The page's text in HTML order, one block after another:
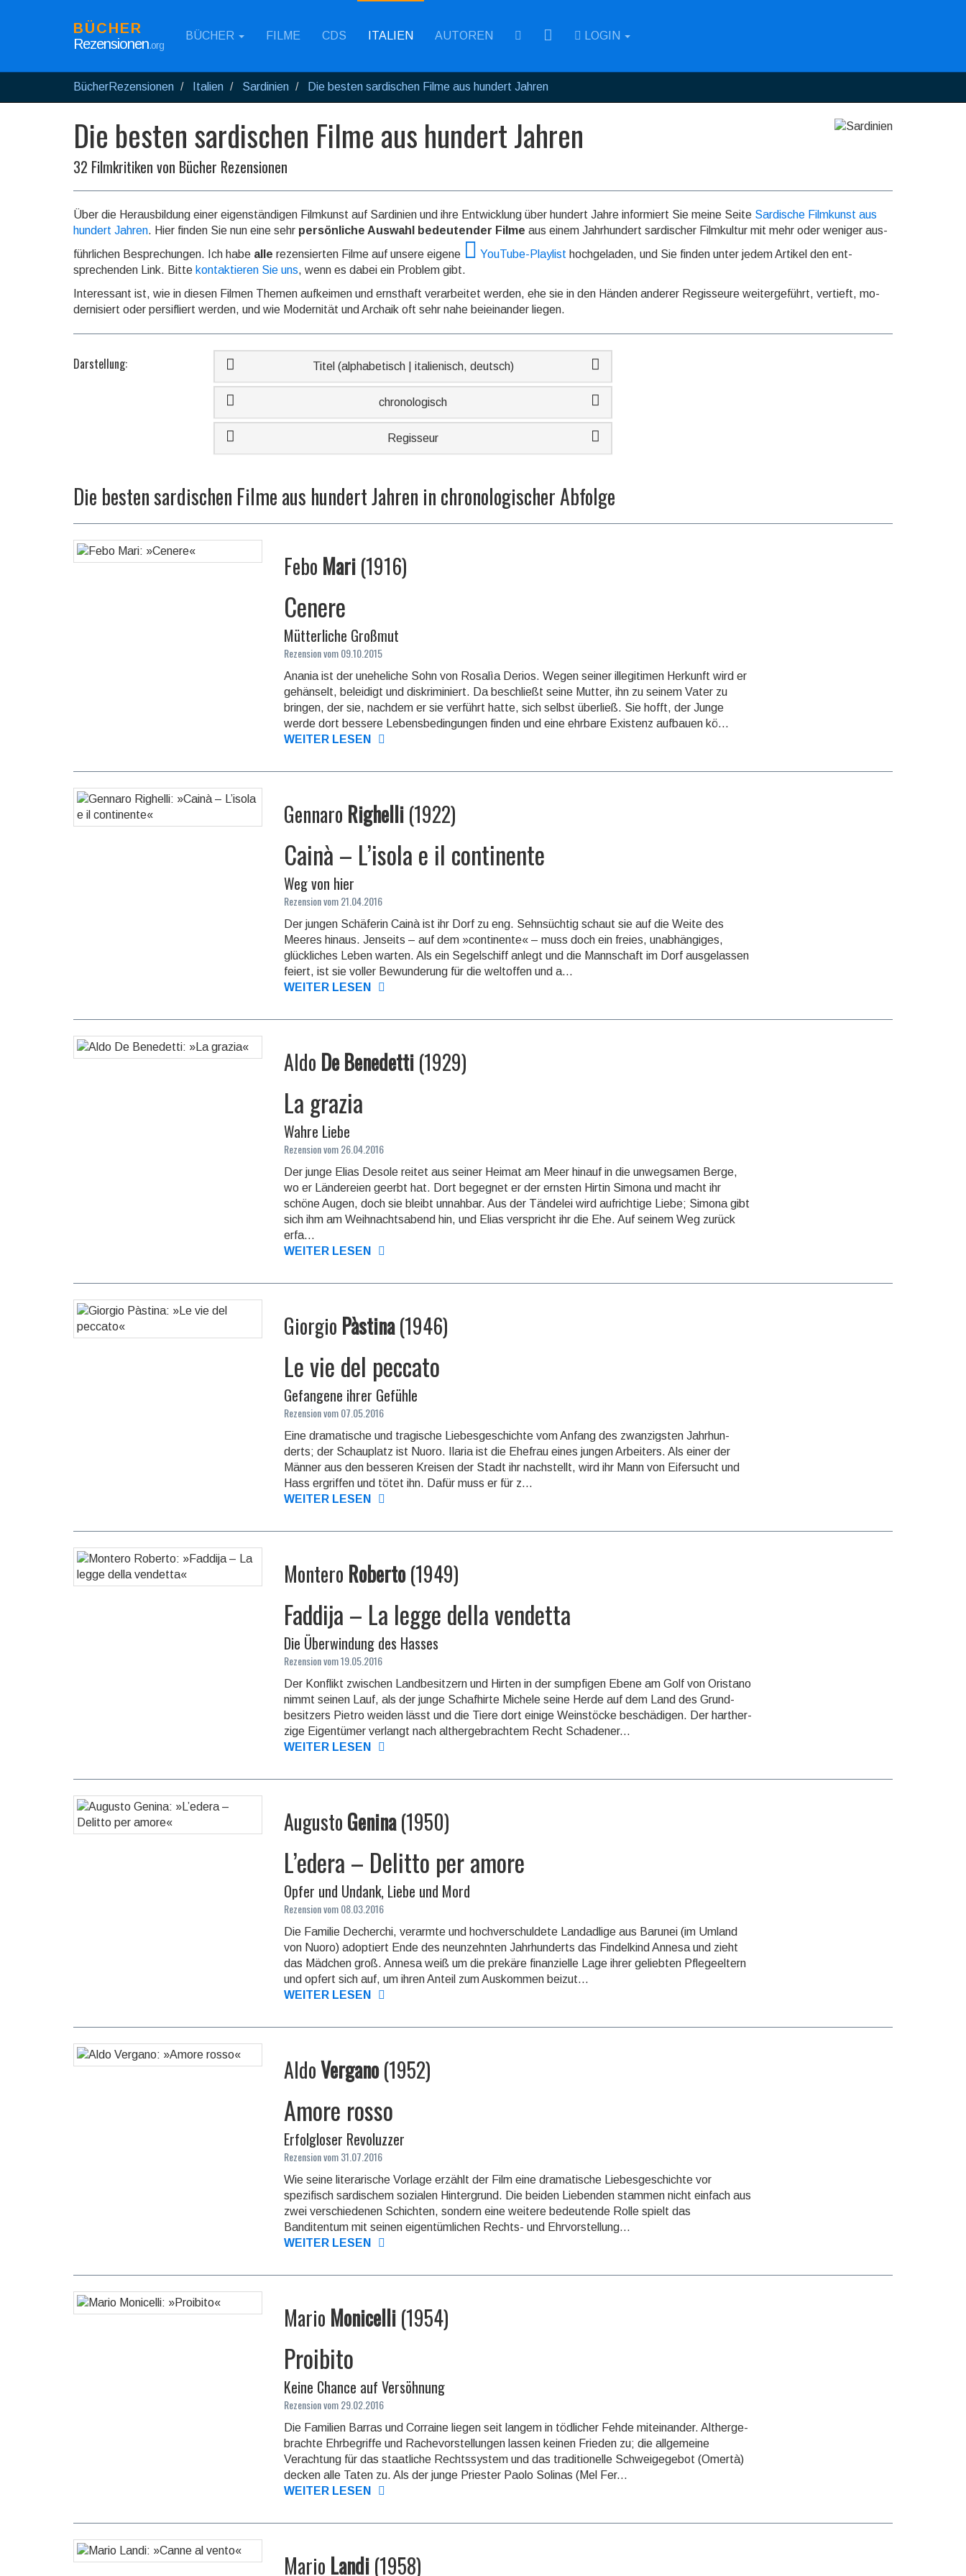
BÜCHER
Rezensionen.org
BÜCHER FILME CDS ITALIEN AUTOREN RSS LOGIN
BücherRezensionen Italien Sardinien Die besten sardischen Filme aus hundert Jahren
Die besten sardischen Filme aus hundert Jahren
32 Filmkritiken von Bücher Rezensionen
Über die Herausbildung einer eigenständigen Filmkunst auf Sardinien und ihre Ent­wick­lung über hundert Jahre infor­miert Sie meine Seite Sardische Filmkunst aus
hundert Jahren. Hier finden Sie nun eine sehr persönliche Auswahl bedeutender Filme aus einem Jahr­hundert sardi­scher Film­kultur mit mehr oder weniger aus­
führ­lichen Be­spre­chun­gen. Ich habe alle rezen­sierten Filme auf unsere eigene YouTube-Playlist hochge­laden, und Sie finden unter jedem Artikel den ent­
sprechen­den Link. Bitte kontaktieren Sie uns, wenn es dabei ein Problem gibt.
Interessant ist, wie in diesen Filmen Themen auf­kei­men und ernst­haft verar­beitet werden, ehe sie in den Händen anderer Regis­seure weiter­geführt, ver­tieft, mo­
der­ni­siert oder persi­fliert werden, und wie Moder­nität und Archaik oft sehr nahe bei­ein­ander lie­gen.
Darstellung: Titel (alphabetisch | italienisch, deutsch)
chronologisch
Regisseur
Die besten sardischen Filme aus hundert Jahren in chronologischer Abfolge
Febo Mari (1916)
Cenere
Mütterliche Großmut
Rezension vom 09.10.2015
Anania ist der uneheliche Sohn von Rosalìa Derios. Wegen seiner illegitimen Herkunft wird er
gehänselt, beleidigt und dis­krimi­niert. Da beschließt seine Mutter, ihn zu seinem Vater zu
bringen, der sie, nachdem er sie verführt hatte, sich selbst überließ. Sie hofft, der Junge
werde dort bessere Lebensbedingungen finden und eine ehrbare Existenz aufbauen kö...
WEITER LESEN
Gennaro Righelli (1922)
Cainà – L’isola e il continente
Weg von hier
Rezension vom 21.04.2016
Der jungen Schäferin Cainà ist ihr Dorf zu eng. Sehnsüchtig schaut sie auf die Weite des
Meeres hinaus. Jenseits – auf dem »continente« – muss doch ein freies, unab­hängi­ges,
glück­liches Leben warten. Als ein Segel­schiff anlegt und die Mannschaft im Dorf ausge­lassen
feiert, ist sie voller Bewun­derung für die welt­offen und a...
WEITER LESEN
Aldo De Benedetti (1929)
La grazia
Wahre Liebe
Rezension vom 26.04.2016
Der junge Elias Desole reitet aus seiner Heimat am Meer hinauf in die unwegsamen Berge,
wo er Län­de­rei­en geerbt hat. Dort begegnet er der ernsten Hirtin Simona und macht ihr
schöne Augen, doch sie bleibt un­nah­bar. Aus der Tändelei wird aufrichtige Liebe; Simona gibt
sich ihm am Weihnachtsabend hin, und Elias verspricht ihr die Ehe. Auf seinem Weg zurück
erfa...
WEITER LESEN
Giorgio Pàstina (1946)
Le vie del peccato
Gefangene ihrer Gefühle
Rezension vom 07.05.2016
Eine dramatische und tragische Liebes­geschichte vom Anfang des zwanzigsten Jahr­hun­
derts; der Schauplatz ist Nuoro. Ilaria ist die Ehefrau eines jungen Arbeiters. Als einer der
Männer aus den besseren Kreisen der Stadt ihr nachstellt, wird ihr Mann von Eifersucht und
Hass ergriffen und tötet ihn. Dafür muss er für z...
WEITER LESEN
Montero Roberto (1949)
Faddija – La legge della vendetta
Die Überwindung des Hasses
Rezension vom 19.05.2016
Der Konflikt zwischen Land­besit­zern und Hirten in der sumpfigen Ebene am Golf von Oristano
nimmt seinen Lauf, als der junge Schafhirte Michele seine Herde auf dem Land des Grund­
besit­zers Pietro weiden lässt und die Tiere dort einige Weinstöcke beschädi­gen. Der harther­
zige Eigen­tümer verlangt nach alther­gebrach­tem Recht Schaden­er...
WEITER LESEN
AugustoGenina (1950)
L’edera – Delitto per amore
Opfer und Undank, Liebe und Mord
Rezension vom 08.03.2016
Die Familie Decherchi, verarmte und hoch­verschul­dete Landadlige aus Barunei (im Umland
von Nuoro) adoptiert Ende des neunzehnten Jahr­hun­derts das Findelkind Annesa und zieht
das Mädchen groß. Annesa weiß um die prekäre finanzielle Lage ihrer geliebten Pflege­eltern
und opfert sich auf, um ihren Anteil zum Aus­kom­men beizut...
WEITER LESEN
AldoVergano (1952)
Amore rosso
Erfolgloser Revoluzzer
Rezension vom 31.07.2016
Wie seine literarische Vorlage erzählt der Film eine dramatische Liebesge­schichte vor
spezifisch sardischem sozialen Hintergrund. Die beiden Liebenden stammen nicht einfach aus
zwei ver­schiede­nen Schichten, sondern eine weitere bedeutende Rolle spielt das
Banditentum mit seinen eigen­tüm­lichen Rechts- und Ehr­vorstel­lung...
WEITER LESEN
Mario Monicelli (1954)
Proibito
Keine Chance auf Versöhnung
Rezension vom 29.02.2016
Die Familien Barras und Corraine liegen seit langem in tödlicher Fehde miteinander. Alt­herge­
brachte Ehrbegriffe und Rache­vor­stellun­gen lassen keinen Frieden zu; die allgemeine
Verachtung für das staatliche Rechts­system und das traditio­nelle Schweige­gebot (Omertà)
decken alle Taten zu. Als der junge Priester Paolo Solinas (Mel Fer...
WEITER LESEN
Mario Landi (1958)